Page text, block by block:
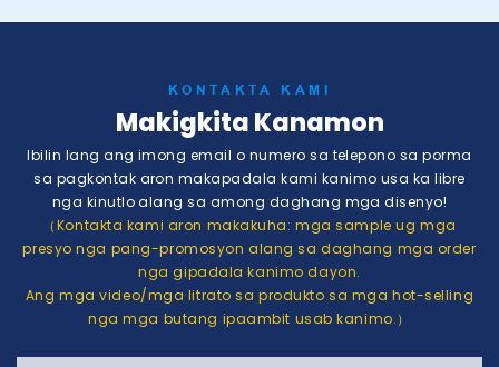
KONTAKTA KAMI
Makigkita Kanamon
Ibilin lang ang imong email o numero sa telepono sa porma
sa pagkontak aron makapadala kami kanimo usa ka libre
nga kinutlo alang sa among daghang mga disenyo!
（Kontakta kami aron makakuha: mga sample ug mga
presyo nga pang-promosyon alang sa daghang mga order
nga gipadala kanimo dayon.
Ang mga video/mga litrato sa produkto sa mga hot-selling
nga mga butang ipaambit usab kanimo.）